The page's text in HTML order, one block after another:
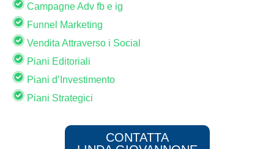
Campagne Adv fb e ig
Funnel Marketing
Vendita Attraverso i Social
Piani Editoriali
Piani d’Investimento
Piani Strategici
CONTATTA